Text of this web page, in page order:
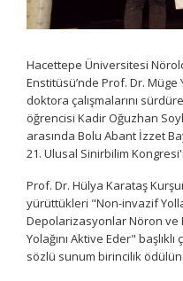
Hacettepe Üniversitesi
Enstitüsü’nde Prof. Dr. Müge
doktora çalışmalarını
öğrencisi Kadir Oğuzhan
arasında Bolu Abant İzzet
21. Ulusal Sinirbilim
Prof. Dr. Hülya Karataş
yürüttükleri "Non-invazif
Depolarizasyonlar Nöron ve
Yolağını Aktive Eder"
sözlü sunum birincilik